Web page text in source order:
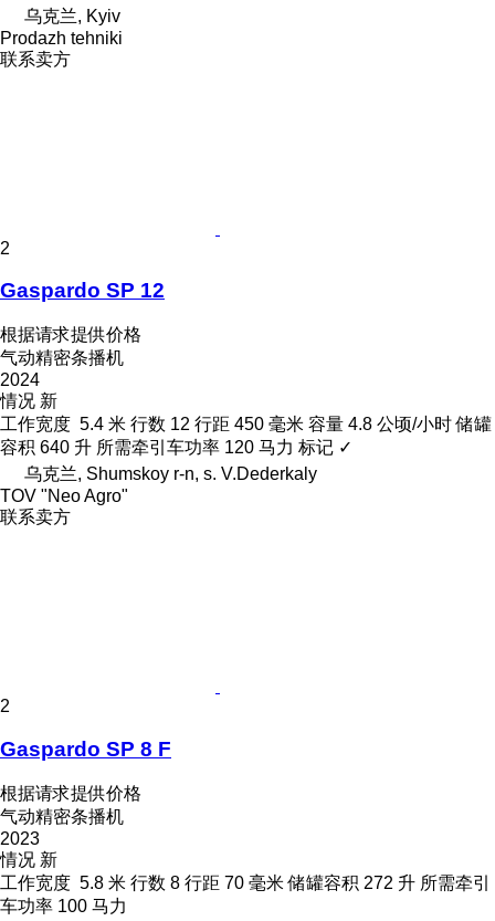
乌克兰, Kyiv
Prodazh tehniki
联系卖方
2
Gaspardo SP 12
根据请求提供价格
气动精密条播机
2024
情况 新
工作宽度 5.4 米 行数 12 行距 450 毫米 容量 4.8 公顷/小时 储罐
容积 640 升 所需牵引车功率 120 马力 标记 ✓
乌克兰, Shumskoy r-n, s. V.Dederkaly
TOV "Neo Agro"
联系卖方
2
Gaspardo SP 8 F
根据请求提供价格
气动精密条播机
2023
情况 新
工作宽度 5.8 米 行数 8 行距 70 毫米 储罐容积 272 升 所需牵引
车功率 100 马力